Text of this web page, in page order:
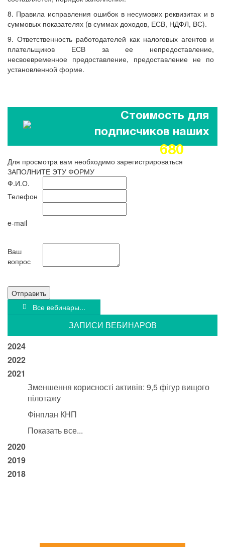
8. Правила исправления ошибок в несумових реквизитах и в
суммовых показателях (в суммах доходов, ЕСВ, НДФЛ, ВС).
9. Ответственность работодателей как налоговых агентов и
плательщиков ЕСВ за ее непредоставление,
несвоевременное предоставление, предоставление не по
установленной форме.
Стоимость для
подписчиков наших
680
Для просмотра вам необходимо зарегистрироваться
ЗАПОЛНИТЕ ЭТУ ФОРМУ
Ф.И.О.
Телефон
e-mail
Ваш
вопрос
Отправить
Все вебинары...
ЗАПИСИ ВЕБИНАРОВ
2024
2022
2021
Зменшення корисності активів: 9,5 фігур вищого
пілотажу
Фінплан КНП
Показать все...
2020
2019
2018